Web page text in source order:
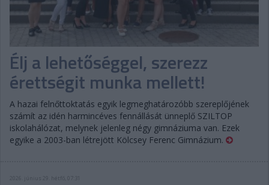
Élj a lehetőséggel, szerezz
érettségit munka mellett!
A hazai felnőttoktatás egyik legmeghatározóbb szereplőjének
számít az idén harmincéves fennállását ünneplő SZILTOP
iskolahálózat, melynek jelenleg négy gimnáziuma van. Ezek
egyike a 2003-ban létrejött Kölcsey Ferenc Gimnázium.
2026. június 29. hétfő, 07:31